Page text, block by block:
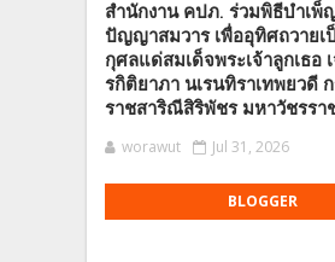
สำนักงาน คปภ. ร่วมพิธีบำเพ็
ปัญญาสมวาร เพื่ออุทิศถวายเ
กุศลแด่สมเด็จพระเจ้าลูกเธอ
รกิติยาภา นเรนทิราเทพยวดี
ราชสาริณีสิริพัชร มหาวัชรรา
worawut Jul 31, 2026
BLOGGER